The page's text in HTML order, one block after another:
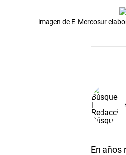
imagen de El Mercosur
En años